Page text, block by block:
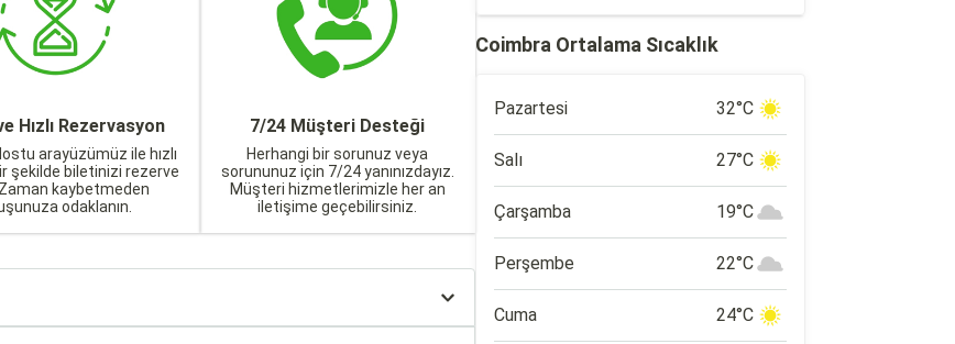
Hızlı Rezervasyon
arayüzümüz ile hızlı
şekilde biletinizi rezerve
kaybetmeden
odaklanın.
7/24 Müşteri Desteği
Herhangi bir sorunuz veya
sorununuz için 7/24 yanınızdayız.
Müşteri hizmetlerimizle her an
iletişime geçebilirsiniz.
Coimbra Ortalama Sıcaklık
Pazartesi 32°C
Salı 27°C
Çarşamba 19°C
Perşembe 22°C
Cuma 24°C